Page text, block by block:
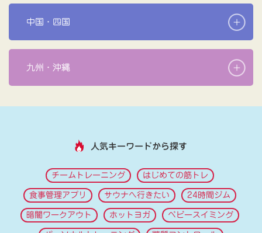
中国・四国
九州・沖縄
人気キーワードから探す
チームトレーニング はじめての筋トレ
食事管理アプリ サウナへ行きたい 24時間ジム
暗闇ワークアウト ホットヨガ ベビースイミング